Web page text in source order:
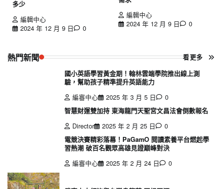
多少
編輯中心
2024 年 12 月 9 日
0
編輯中心
2024 年 12 月 9 日
0
熱門新聞 看更多
國小英語學習黃金期！翰林雲端學院推出線上測
驗，幫助孩子精準提升英語能力
編審中心
2025 年 3 月 5 日
0
智慧財運雙加持 東海龍門天聖宮文昌法會倒數報名
Director
2025 年 2 月 25 日
0
電競決賽精彩落幕！PaGamO 閱讀素養平台燃起學
習熱潮 破百名觀眾高雄見證巔峰對決
編審中心
2025 年 2 月 24 日 0